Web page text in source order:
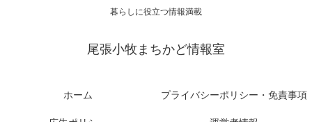
暮らしに役立つ情報満載
尾張小牧まちかど情報室
ホーム プライバシーポリシー・免責事項